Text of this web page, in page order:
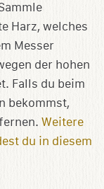
Harz, welches
Messer
der hohen
Falls du beim
bekommst,
Weitere
du in diesem